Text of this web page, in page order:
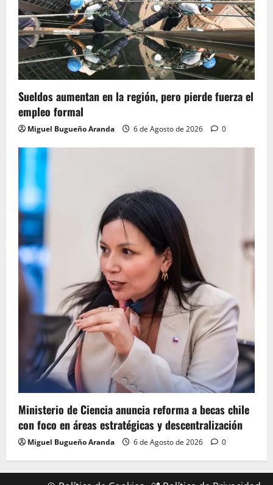
Sueldos aumentan en la región, pero pierde fuerza el
empleo formal
Miguel Bugueño Aranda 6 de Agosto de 2026 0
Ministerio de Ciencia anuncia reforma a becas chile
con foco en áreas estratégicas y descentralización
Miguel Bugueño Aranda 6 de Agosto de 2026 0